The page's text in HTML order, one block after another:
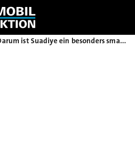
Darum ist Suadiye ein besonders smarter Teil im Magna-Universum